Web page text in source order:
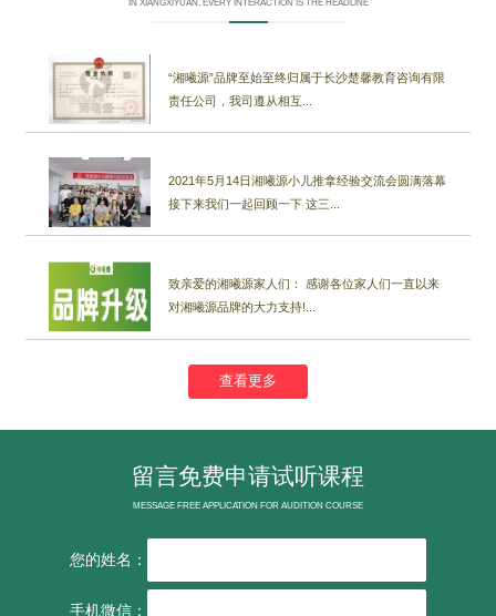
IN XIANGXIYUAN, EVERY INTERACTION IS THE HEADLINE
“湘曦源”品牌至始至终归属于长沙楚馨教育咨询有限
责任公司，我司遵从相互...
2021年5月14日湘曦源小儿推拿经验交流会圆满落幕
接下来我们一起回顾一下 这三...
致亲爱的湘曦源家人们： 感谢各位家人们一直以来
对湘曦源品牌的大力支持!...
查看更多
留言免费申请试听课程
MESSAGE FREE APPLICATION FOR AUDITION COURSE
您的姓名：
手机微信：